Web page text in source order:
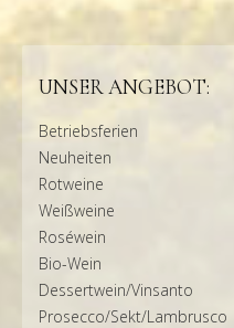
UNSER ANGEBOT:
Betriebsferien
Neuheiten
Rotweine
Weißweine
Roséwein
Bio-Wein
Dessertwein/Vinsanto
Prosecco/Sekt/Lambrusco